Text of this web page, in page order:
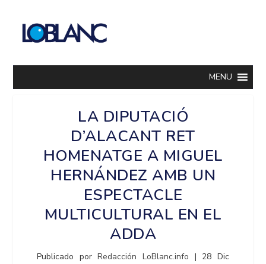
MENU
LA DIPUTACIÓ
D’ALACANT RET
HOMENATGE A MIGUEL
HERNÁNDEZ AMB UN
ESPECTACLE
MULTICULTURAL EN EL
ADDA
Publicado porRedacción LoBlanc.info | 28 Dic